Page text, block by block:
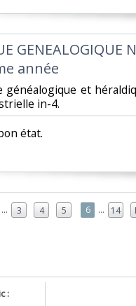
GENEALOGIQUE
année‎
généalogique et
in-4.‎
état.‎
... 3 4 5 6 ... 14
: